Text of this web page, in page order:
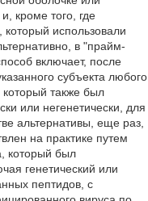
кроме того, где
который использовали
в "прайм-
включает, после
субъекта любого
который также был
или негенетически, для
альтернативы, еще раз,
на практике путем
который был
генетический или
пептидов, с